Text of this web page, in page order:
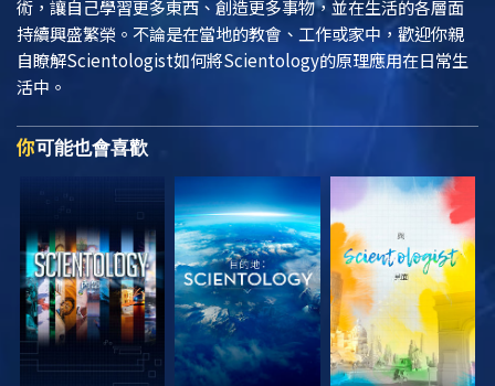
術，讓自己學習更多東西、創造更多事物，並在生活的各層面
持續興盛繁榮。不論是在當地的教會、工作或家中，歡迎你親
自瞭解Scientologist如何將Scientology的原理應用在日常生
活中。
你可能也會喜歡